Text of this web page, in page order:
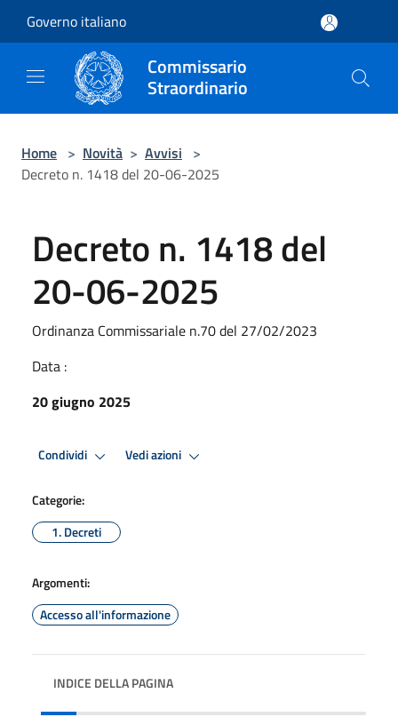
Governo italiano
Commissario
Straordinario
Home > Novità > Avvisi >
Decreto n. 1418 del 20-06-2025
Decreto n. 1418 del
20-06-2025
Ordinanza Commissariale n.70 del 27/02/2023
Data :
20 giugno 2025
Condividi Vedi azioni
Categorie:
1. Decreti
Argomenti:
Accesso all'informazione
INDICE DELLA PAGINA